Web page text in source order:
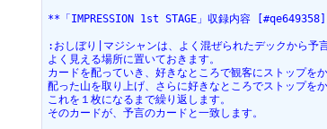
**「IMPRESSION 1st STAGE」収録内容 [#qe649358]
:おしぼり|マジシャンは、よく混ぜられたデックから予
よく見える場所に置いておきます。
カードを配っていき、好きなところで観客にストップをか
配った山を取り上げ、さらに好きなところでストップをか
これを１枚になるまで繰り返します。
そのカードが、予言のカードと一致します。